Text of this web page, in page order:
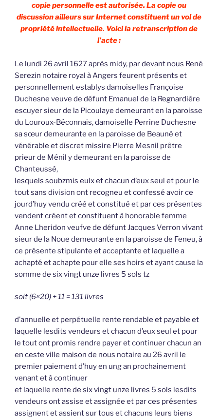
copie personnelle est autorisée. La copie ou
discussion ailleurs sur Internet constituent un vol de
propriété intellectuelle. Voici la retranscription de
l’acte :
Le lundi 26 avril 1627 après midy, par devant nous René
Serezin notaire royal à Angers feurent présents et
personnellement establys damoiselles Françoise
Duchesne veuve de défunt Emanuel de la Regnardière
escuyer sieur de la Picoulaye demeurant en la paroisse
du Louroux-Béconnais, damoiselle Perrine Duchesne
sa sœur demeurante en la paroisse de Beauné et
vénérable et discret missire Pierre Mesnil prêtre
prieur de Ménil y demeurant en la paroisse de
Chanteussé,
lesquels soubzmis eulx et chacun d’eux seul et pour le
tout sans division ont recogneu et confessé avoir ce
jourd’huy vendu créé et constitué et par ces présentes
vendent créent et constituent à honorable femme
Anne Lheridon veufve de défunt Jacques Verron vivant
sieur de la Noue demeurante en la paroisse de Feneu, à
ce présente stipulante et acceptante et laquelle a
achapté et achapte pour elle ses hoirs et ayant cause la
somme de six vingt unze livres 5 sols tz
soit (6×20) + 11 = 131 livres
d’annuelle et perpétuelle rente rendable et payable et
laquelle lesdits vendeurs et chacun d’eux seul et pour
le tout ont promis rendre payer et continuer chacun an
en ceste ville maison de nous notaire au 26 avril le
premier paiement d’huy en ung an prochainement
venant et à continuer
et laquelle rente de six vingt unze livres 5 sols lesdits
vendeurs ont assise et assignée et par ces présentes
assignent et assient sur tous et chacuns leurs biens